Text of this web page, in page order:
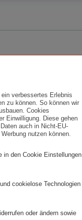
verbessertes Erlebnis
zu können. So können wir
Cookies
Einwilligung. Diese gehen
auch in Nicht-EU-
nutzen können.
in den Cookie Einstellungen
cookielose Technologien
oder ändern sowie